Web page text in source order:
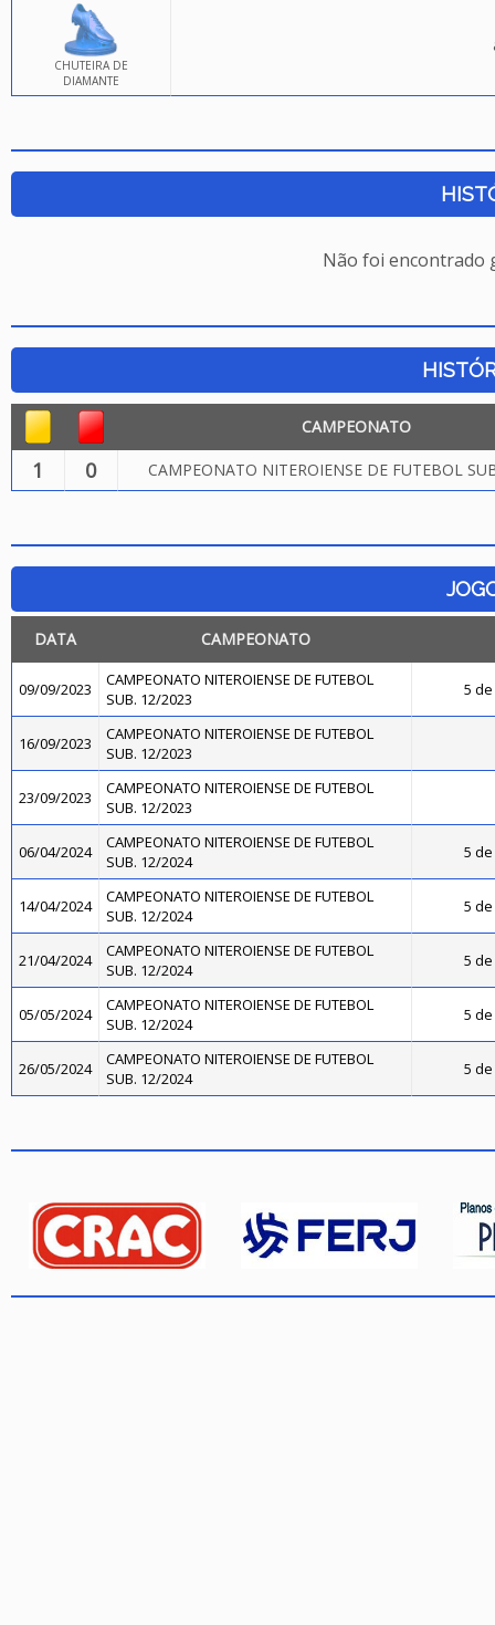
CHUTEIRA DE
DIAMANTE
Não foi encontrado
CAMPEONATO
1 0 CAMPEONATO NITEROIENSE DE FUTEBOL
DATA CAMPEONATO
09/09/2023
CAMPEONATO NITEROIENSE DE FUTEBOL
SUB. 12/2023
5 de
16/09/2023
CAMPEONATO NITEROIENSE DE FUTEBOL
SUB. 12/2023
23/09/2023
CAMPEONATO NITEROIENSE DE FUTEBOL
SUB. 12/2023
06/04/2024
CAMPEONATO NITEROIENSE DE FUTEBOL
SUB. 12/2024
5 de
14/04/2024
CAMPEONATO NITEROIENSE DE FUTEBOL
SUB. 12/2024
5 de
21/04/2024
CAMPEONATO NITEROIENSE DE FUTEBOL
SUB. 12/2024
5 de
05/05/2024
CAMPEONATO NITEROIENSE DE FUTEBOL
SUB. 12/2024
5 de
26/05/2024
CAMPEONATO NITEROIENSE DE FUTEBOL
SUB. 12/2024
5 de